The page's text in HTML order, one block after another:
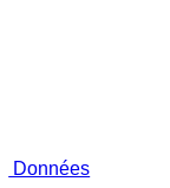
Données